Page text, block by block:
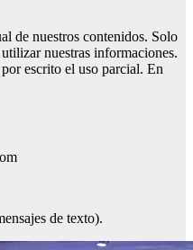
de nuestros contenidos. Solo
nuestras informaciones.
escrito el uso parcial. En
de texto).